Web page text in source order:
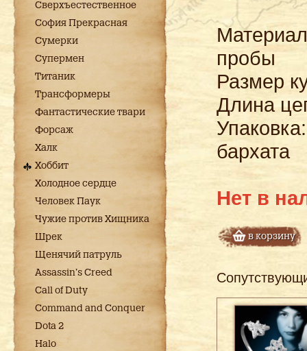
Сверхъестественное
София Прекрасная
Сумерки
Супермен
Титаник
Трансформеры
Фантастические твари
Форсаж
Халк
Хоббит
Холодное сердце
Человек Паук
Чужие против Хищника
Шрек
Щенячий патруль
Assassin's Creed
Call of Duty
Command and Conquer
Dota 2
Halo
пробы
Размер
Длина
бархата
Нет в
в корзину